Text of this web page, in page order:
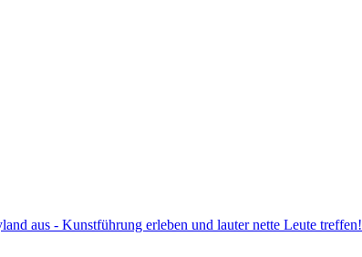
aus - Kunstführung erleben und lauter nette Leute treffen!